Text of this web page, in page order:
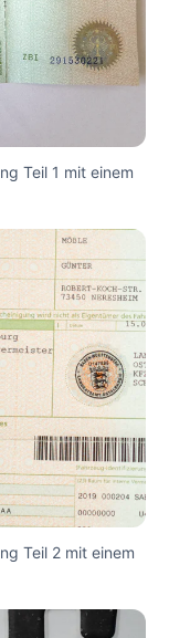
Teil 1 mit einem
Teil 2 mit einem